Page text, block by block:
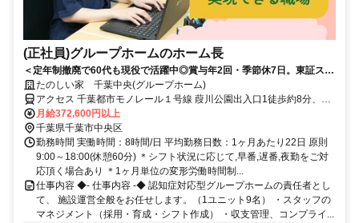
(正社員)グループホームのホーム長
＜定年制撤廃で60代も現役で活躍中◎賞与年2回・季節休7日。東証スタ
ンダード上場◎＞経験を評価！施設ごとに色を出せる、裁量あるグルー
プホーム
たのしい家 千葉中央(グループホーム)
アクセス 千葉都市モノレール１号線 葭川公園出入口1徒歩約8分、千
葉都市モノレール１号線 栄町（千葉県）出入口1徒歩約10分、ＪＲ総
武本線 東千葉南口徒歩約10分 各線「千葉」駅から徒歩約17分
月給372,600円以上
千葉県千葉市中央区
勤務時間 実働時間：8時間/日 平均勤務日数：1ヶ月あたり22日 原則
9:00～18:00(休憩60分) ＊シフト状況に応じて,早番,遅番,夜勤をご対
応頂く場合あり ＊1ヶ月単位の変形労働時間制...
仕事内容 ◆- 仕事内容 -◆ 認知症対応型グループホームの責任者とし
て、 施設運営全般をお任せします。（1ユニット9名） ・スタッフの
マネジメント（採用・育成・シフト作成） ・収支管理、コンプライ...